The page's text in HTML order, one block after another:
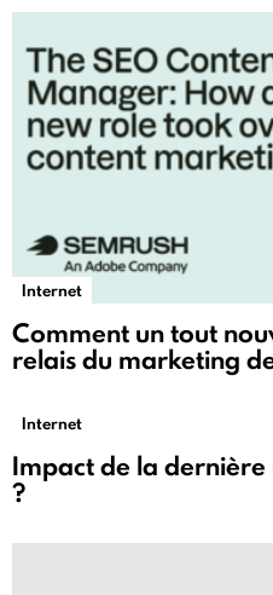
Internet
Comment un tout
relais du marketing
Internet
Impact de la
?